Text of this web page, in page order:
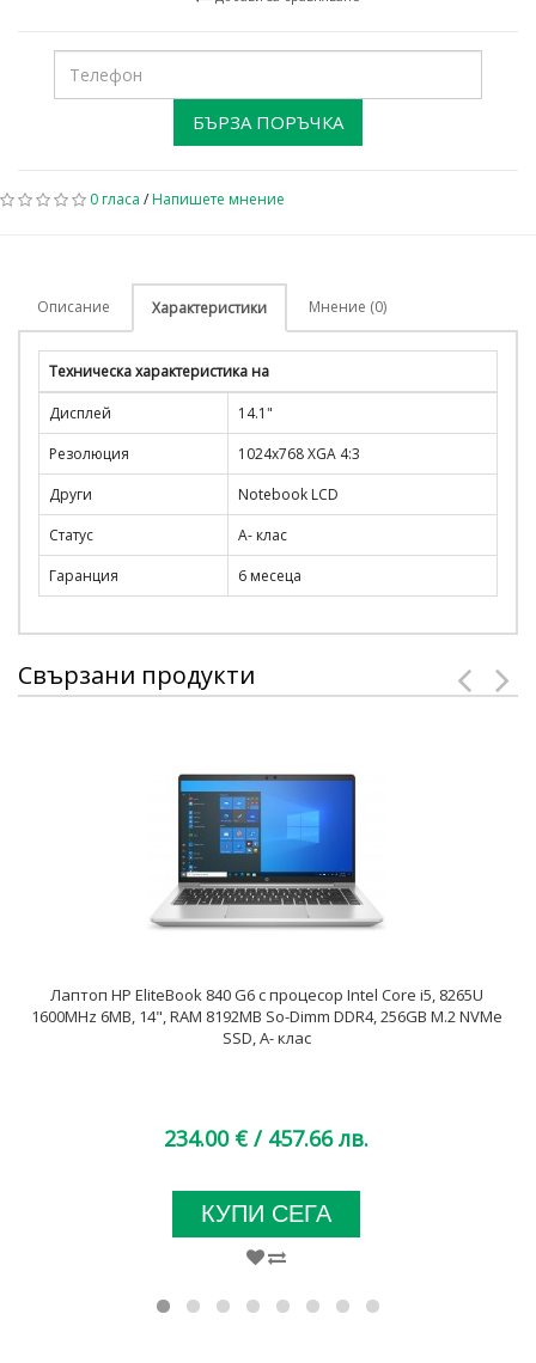
БЪРЗА ПОРЪЧКА
0 гласа /Напишете мнение
Описание Характеристики Мнение (0)
Техническа характеристика на
Дисплей
14.1"
Резолюция
1024x768 XGA 4:3
Други
Notebook LCD
Статус
A- клас
Гаранция
6 месеца
Свързани продукти
Лаптоп HP EliteBook 840 G6 с процесор Intel Core i5, 8265U
1600MHz 6MB, 14", RAM 8192MB So-Dimm DDR4, 256GB M.2 NVMe
SSD, A- клас
234.00 € / 457.66 лв.
КУПИ СЕГА